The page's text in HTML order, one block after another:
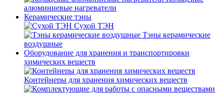
алюминиевые нагреватели
Керамические тэны
Сухой ТЭН
Тэны керамические
воздушные
Оборудование для хранения и транспортировки
химических веществ
Контейнеры для хранения химических веществ